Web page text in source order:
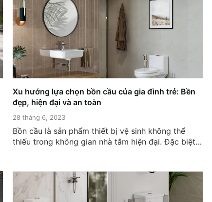
Xu hướng lựa chọn bồn cầu của gia đình trẻ: Bền
đẹp, hiện đại và an toàn
28 tháng 6, 2023
Bồn cầu là sản phẩm thiết bị vệ sinh không thể
thiếu trong không gian nhà tắm hiện đại. Đặc biệt,
của các gia đình trẻ ngày nay. 1....